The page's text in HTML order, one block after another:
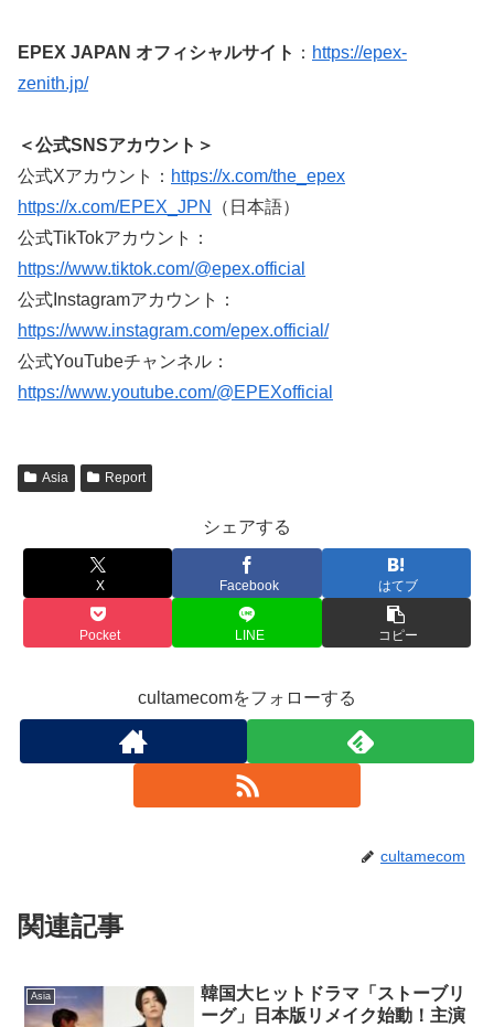
EPEX JAPAN オフィシャルサイト ： https://epex-
zenith.jp/
＜公式SNSアカウント＞
公式Xアカウント： https://x.com/the_epex
https://x.com/EPEX_JPN
（日本語）
公式TikTokアカウント：
https://www.tiktok.com/@epex.official
公式Instagramアカウント：
https://www.instagram.com/epex.official/
公式YouTubeチャンネル：
https://www.youtube.com/@EPEXofficial
Asia Report
シェアする
X Facebook はてブ
Pocket LINE コピー
cultamecomをフォローする
cultamecom
関連記事
Asia
韓国大ヒットドラマ「ストーブリ
ーグ」日本版リメイク始動！主演